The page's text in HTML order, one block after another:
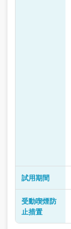
試用期間
受動喫煙防
止措置